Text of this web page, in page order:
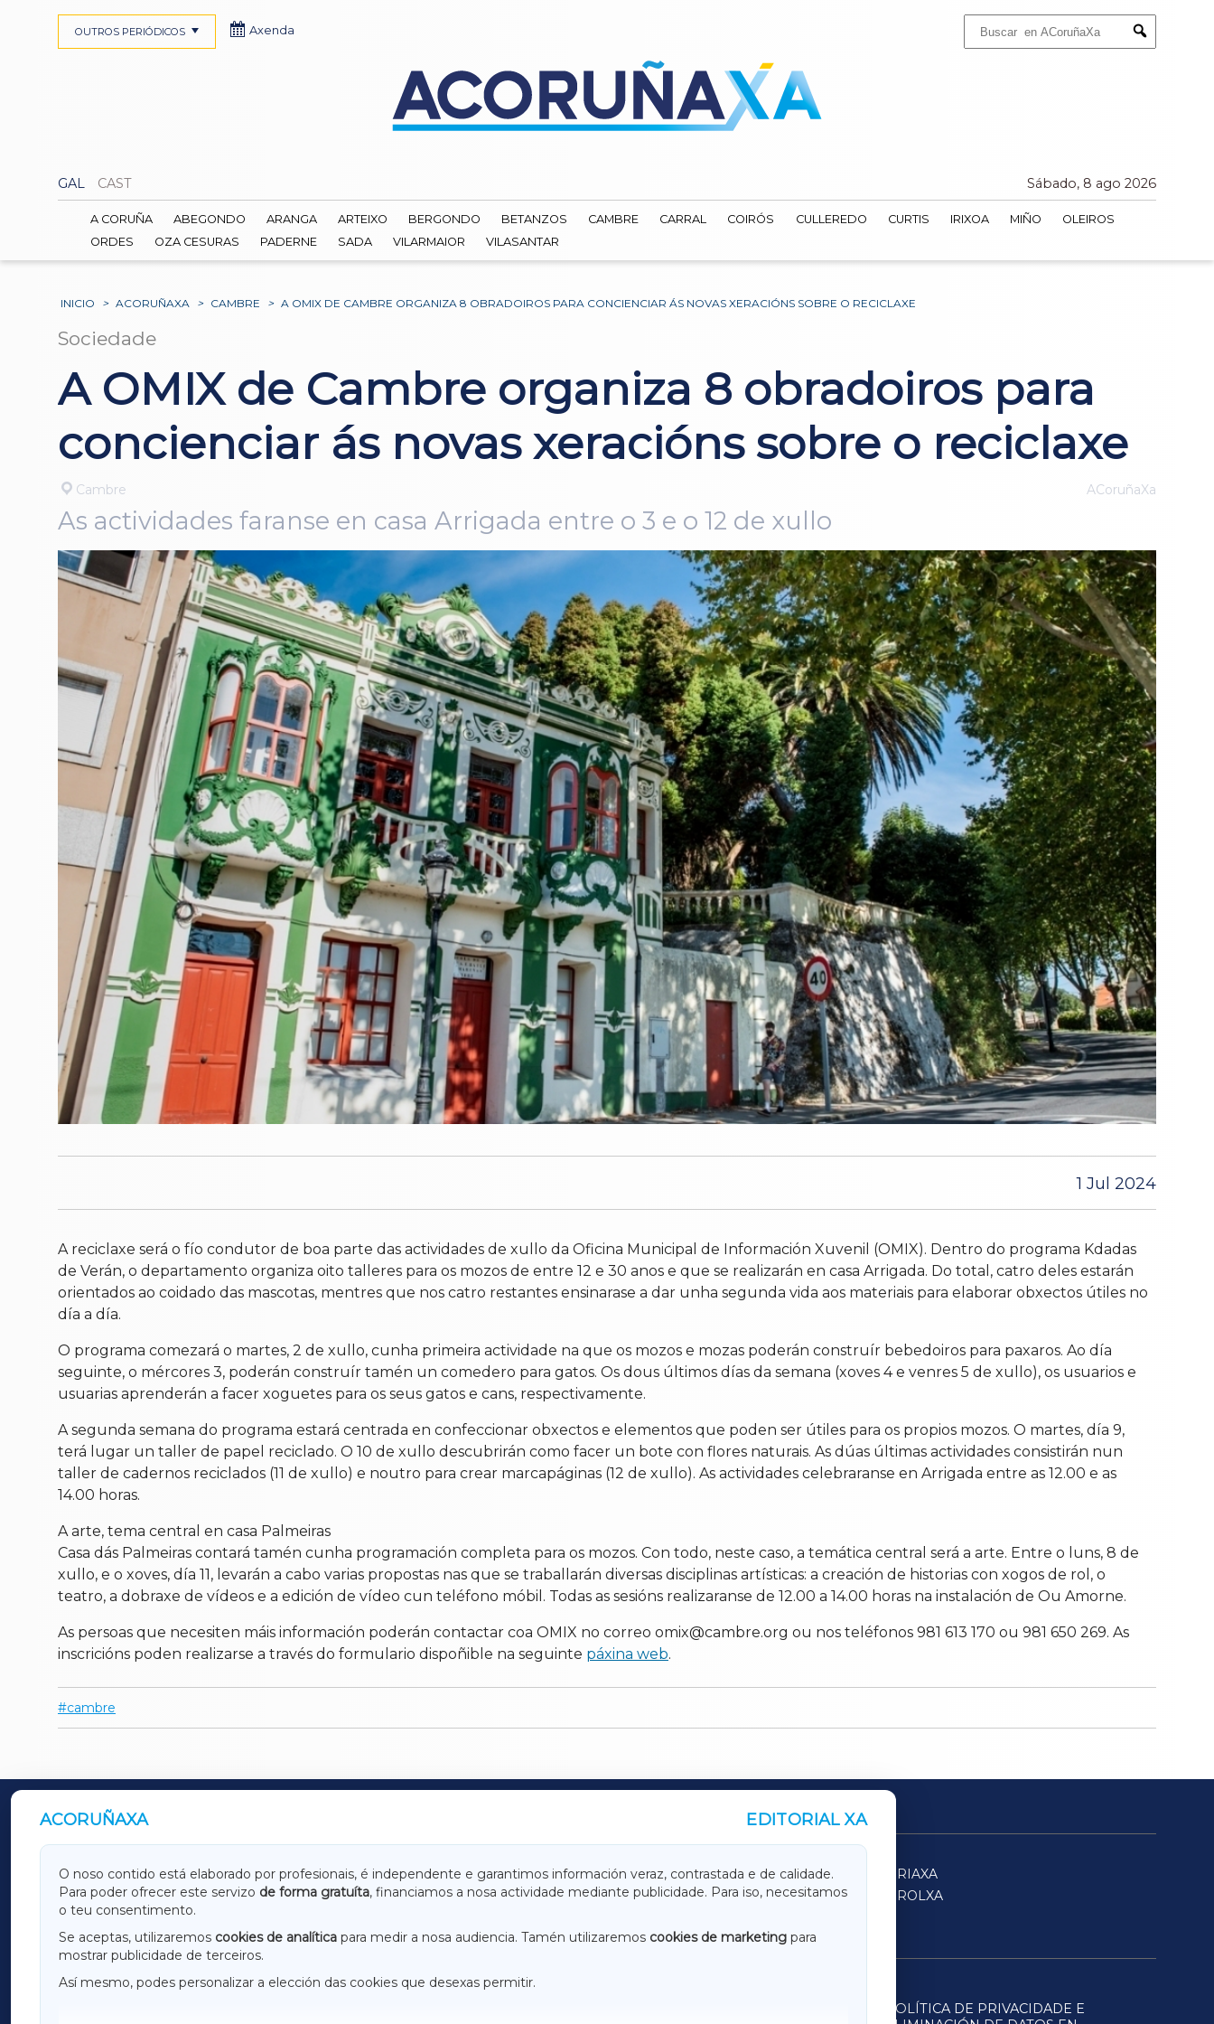
Submit
GAL CAST Sábado, 8 ago 2026
OUTROS PERIÓDICOS Axenda
A CORUÑA ABEGONDO ARANGA ARTEIXO BERGONDO BETANZOS CAMBRE CARRAL COIRÓS CULLEREDO CURTIS IRIXOA MIÑO
OLEIROS
ORDES
OZA CESURAS PADERNE SADA VILARMAIOR VILASANTAR
INICIO > ACORUÑAXA > CAMBRE > A OMIX DE CAMBRE ORGANIZA 8 OBRADOIROS PARA CONCIENCIAR ÁS NOVAS XERACIÓNS SOBRE O RECICLAXE
Sociedade
A OMIX de Cambre organiza 8 obradoiros para
concienciar ás novas xeracións sobre o reciclaxe
Cambre ACoruñaXa
As actividades faranse en casa Arrigada entre o 3 e o 12 de xullo
1 Jul 2024
A reciclaxe será o fío condutor de boa parte das actividades de xullo da Oficina Municipal de Información Xuvenil (OMIX). Dentro do programa Kdadas
de Verán, o departamento organiza oito talleres para os mozos de entre 12 e 30 anos e que se realizarán en casa Arrigada. Do total, catro deles estarán
orientados ao coidado das mascotas, mentres que nos catro restantes ensinarase a dar unha segunda vida aos materiais para elaborar obxectos útiles no
día a día.
O programa comezará o martes, 2 de xullo, cunha primeira actividade na que os mozos e mozas poderán construír bebedoiros para paxaros. Ao día
seguinte, o mércores 3, poderán construír tamén un comedero para gatos. Os dous últimos días da semana (xoves 4 e venres 5 de xullo), os usuarios e
usuarias aprenderán a facer xoguetes para os seus gatos e cans, respectivamente.
A segunda semana do programa estará centrada en confeccionar obxectos e elementos que poden ser útiles para os propios mozos. O martes, día 9,
terá lugar un taller de papel reciclado. O 10 de xullo descubrirán como facer un bote con flores naturais. As dúas últimas actividades consistirán nun
taller de cadernos reciclados (11 de xullo) e noutro para crear marcapáginas (12 de xullo). As actividades celebraranse en Arrigada entre as 12.00 e as
14.00 horas.
A arte, tema central en casa Palmeiras
Casa dás Palmeiras contará tamén cunha programación completa para os mozos. Con todo, neste caso, a temática central será a arte. Entre o luns, 8 de
xullo, e o xoves, día 11, levarán a cabo varias propostas nas que se traballarán diversas disciplinas artísticas: a creación de historias con xogos de rol, o
teatro, a dobraxe de vídeos e a edición de vídeo cun teléfono móbil. Todas as sesións realizaranse de 12.00 a 14.00 horas na instalación de Ou Amorne.
As persoas que necesiten máis información poderán contactar coa OMIX no correo omix@cambre.org ou nos teléfonos 981 613 170 ou 981 650 269. As
inscricións poden realizarse a través do formulario dispoñible na seguinte páxina web.
cambre
ACORUÑAXA EDITORIAL XA
O noso contido está elaborado por profesionais, é independente e garantimos información veraz, contrastada e de calidade.
Para poder ofrecer este servizo de forma gratuíta, financiamos a nosa actividade mediante publicidade. Para iso, necesitamos
o teu consentimento.
Se aceptas, utilizaremos cookies de analítica para medir a nosa audiencia. Tamén utilizaremos cookies de marketing para
mostrar publicidade de terceiros.
Así mesmo, podes personalizar a elección das cookies que desexas permitir.
OUTROS PERIÓDICOS
GALICIAXA LUGOXA TERRACHAXA
SARRIAXA
AMARIÑAXA
RIBEIRASACRAXA ACORUÑAXA
FERROLXA
OURENSEXA
POLÍTICA DE PRIVACIDADE E